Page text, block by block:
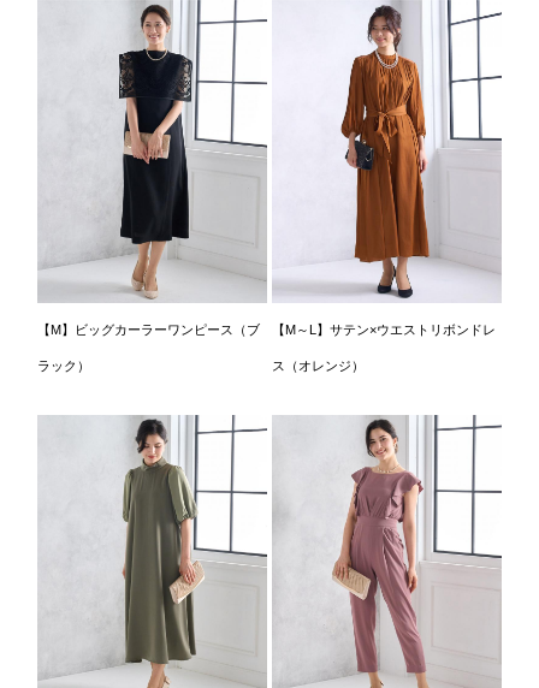
【M】ビッグカーラーワンピース（ブ
ラック）
【M～L】サテン×ウエストリボンドレ
ス（オレンジ）